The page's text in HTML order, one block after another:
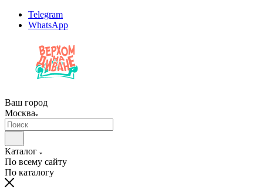
Telegram
WhatsApp
Ваш город
Москва
Каталог
По всему сайту
По каталогу